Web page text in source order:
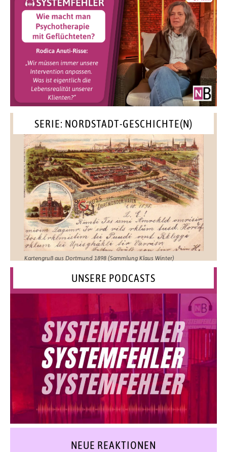
SERIE: NORDSTADT-GESCHICHTE(N)
Kartengruß aus Dortmund 1898 (Sammlung Klaus Winter)
UNSERE PODCASTS
NEUE REAKTIONEN